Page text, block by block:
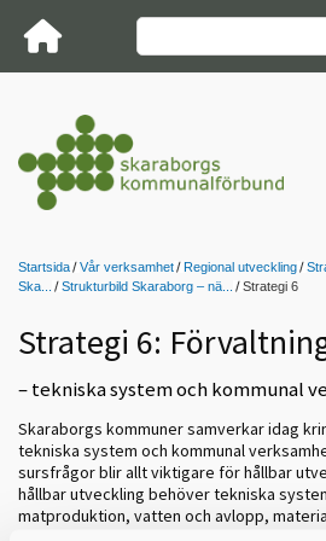
Startsida Vår verksamhet Regional utveckling
Ska...
Strukturbild Skaraborg – nä... Strategi 6
Strategi 6:
– tekniska system och kommunal
Skaraborgs kommuner samverkar idag
tekniska system och kommunal
sursfrågor blir allt viktigare för hållbar
hållbar utveckling behöver tekniska
matproduktion, vatten och avlopp,